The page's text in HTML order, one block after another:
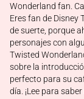
Wonderland fan.
Eres fan de Disney
de suerte, porque
personajes con
Twisted
sobre la
perfecto para su
día. ¡Lee para